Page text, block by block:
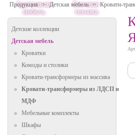
Адаптивная
мебель
Бытовая
техника
Продукция > Детская мебель > Кровати-
Детские коллекции
Детская мебель
Кроватки
Комоды и столики
Кровати-трансформеры из массива
Кровати-трансформеры из ЛДСП и
МДФ
Мебельные комплекты
Шкафы